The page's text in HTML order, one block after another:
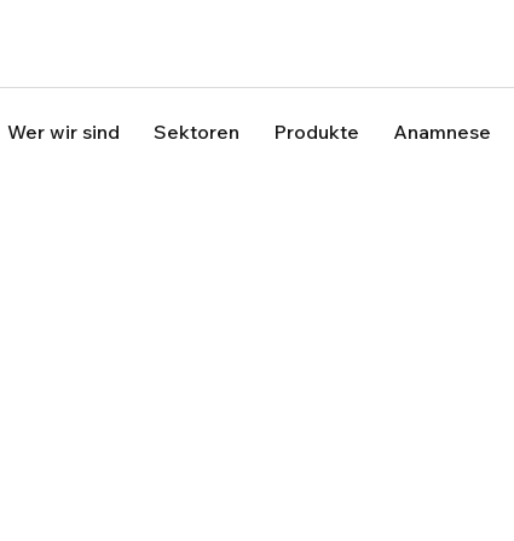
Wer wir sind Sektoren Produkte Anamnese